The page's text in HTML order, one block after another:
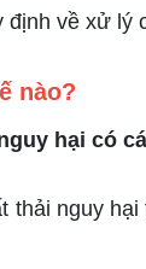
về xử lý
nào?
hại có
nguy